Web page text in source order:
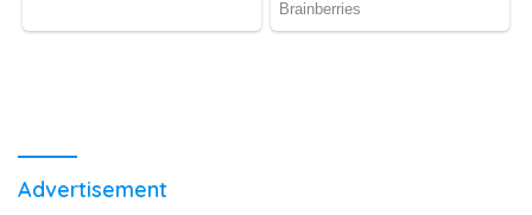
Advertisement